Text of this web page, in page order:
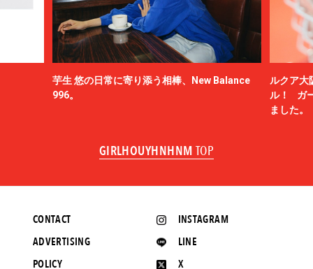
芋生 悠の日常に寄り添う相棒、New Balance
996。
ルクア大
ル！ ガ
ました。
GIRLHOUYHNHNM TOP
INSTAGRAM
LINE
X
CONTACT
ADVERTISING
POLICY